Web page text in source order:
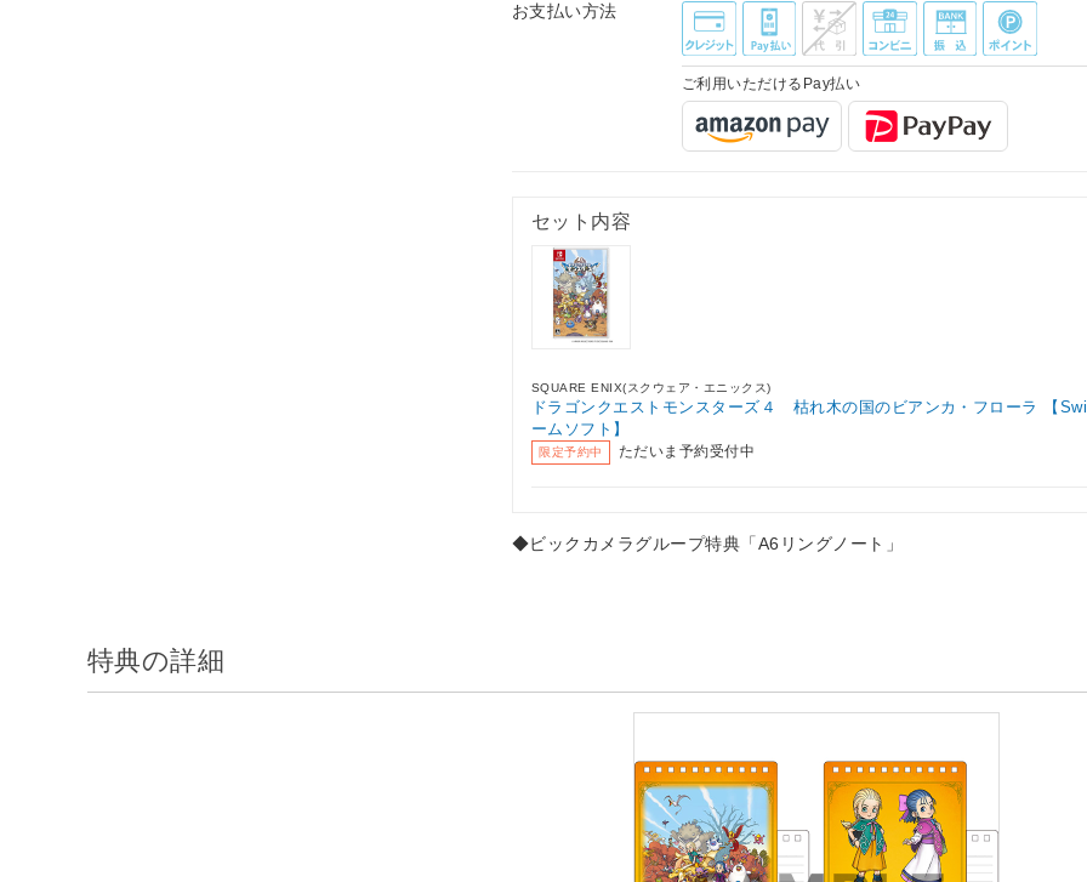
お支払い方法
ご利用いただけるPay払い
セット内容
SQUARE ENIX(スクウェア・エニックス)
ドラゴンクエストモンスターズ４ 枯れ木の国のビアンカ・フローラ 【
ームソフト】
限定予約中 ただいま予約受付中
◆ビックカメラグループ特典「A6リングノート」
特典の詳細